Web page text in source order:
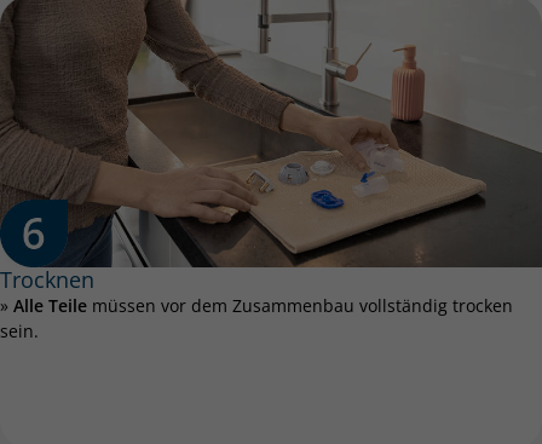
Trocknen
» Alle Teile müssen vor dem Zusammenbau vollständig trocken
sein.